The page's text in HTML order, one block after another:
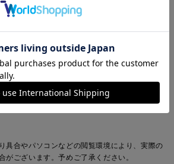
具合やパソコンなどの閲覧環境により、実際の
がございます。予めご了承ください。